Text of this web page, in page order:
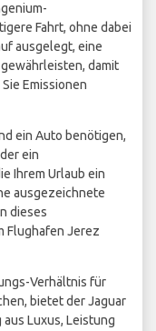
Fahrt, ohne dabei
ausgelegt, eine
damit
Emissionen
ein Auto benötigen,
ein
Ihrem Urlaub ein
ausgezeichnete
dieses
Flughafen Jerez
Verhältnis für
bietet der Jaguar
Luxus, Leistung